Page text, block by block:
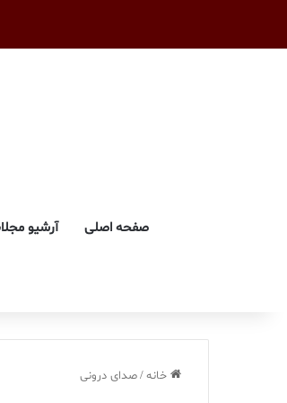
صفحه اصلی آرشیو
خانه/صدای درونی